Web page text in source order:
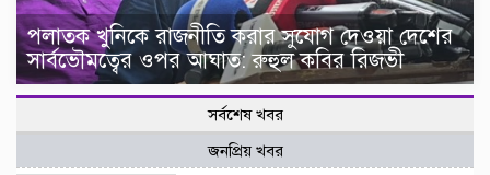
পলাতক খুনিকে রাজনীতি করার সুযোগ দেওয়া দেশের
সার্বভৌমত্বের ওপর আঘাত: রুহুল কবির রিজভী
সর্বশেষ খবর
জনপ্রিয় খবর